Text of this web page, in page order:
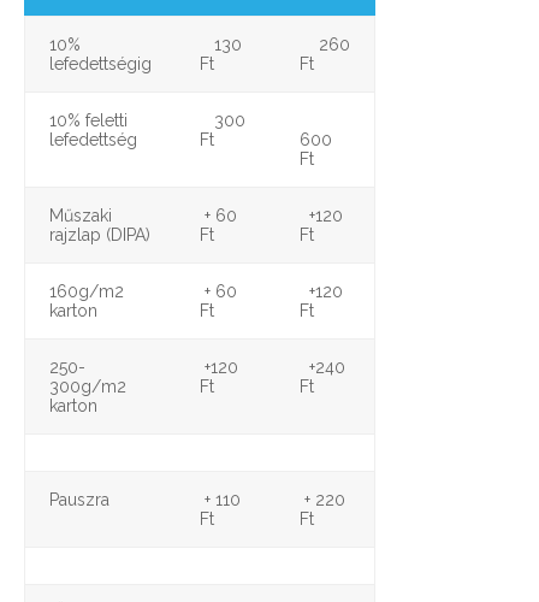
10%
lefedettségig
130
Ft
260
Ft
10% feletti
lefedettség
300
Ft
600
Ft
Műszaki
rajzlap (DIPA)
+ 60
Ft
+120
Ft
160g/m2
karton
+ 60
Ft
+120
Ft
250-
300g/m2
karton
+120
Ft
+240
Ft
Pauszra
+ 110
Ft
+ 220
Ft